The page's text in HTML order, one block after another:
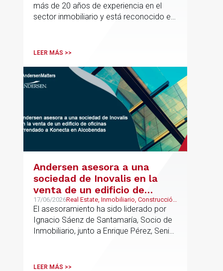
más de 20 años de experiencia en el
sector inmobiliario y está reconocido en
codirigirá el EU Real Estate Industry
UK.
LEER MÁS >>
Andersen asesora a una
sociedad de Inovalis en la
venta de un edificio de
oficinas arrendado a Konecta
en Alcobendas
17/06/2026Real Estate, Inmobiliario, Construcción
y Urbanismo
El asesoramiento ha sido liderado por
Ignacio Sáenz de Santamaría, Socio de
Inmobiliario, junto a Enrique Pérez, Senior
LEER MÁS >>